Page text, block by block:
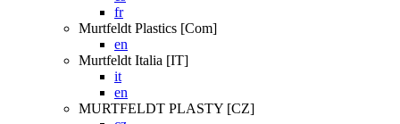
fr
Murtfeldt Plastics [Com]
en
Murtfeldt Italia [IT]
it
en
MURTFELDT PLASTY [CZ]